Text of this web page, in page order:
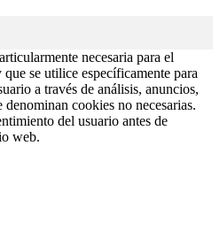
necesaria para el
se utilice específicamente para
a través de análisis, anuncios,
cookies no necesarias.
del usuario antes de
web.